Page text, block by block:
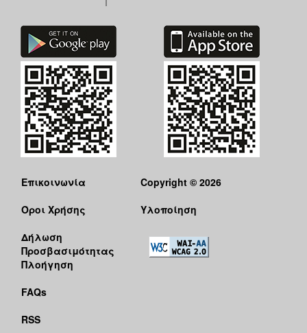
Επικοινωνία
Όροι Χρήσης
Δήλωση
Προσβασιμότητας
Πλοήγηση
FAQs
RSS
Copyright © 2026
Υλοποίηση